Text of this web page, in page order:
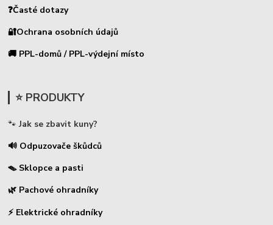
❓Časté dotazy
🔐Ochrana osobních údajů
🚚 PPL-domů / PPL-výdejní místo
⭐ PRODUKTY
🐾 Jak se zbavit kuny?
🔊 Odpuzovače škůdců
🪤 Sklopce a pasti
🌿 Pachové ohradníky
⚡ Elektrické ohradníky